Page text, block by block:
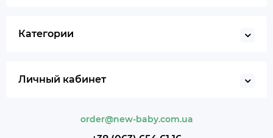
Категории
Личный кабинет
order@new-baby.com.ua